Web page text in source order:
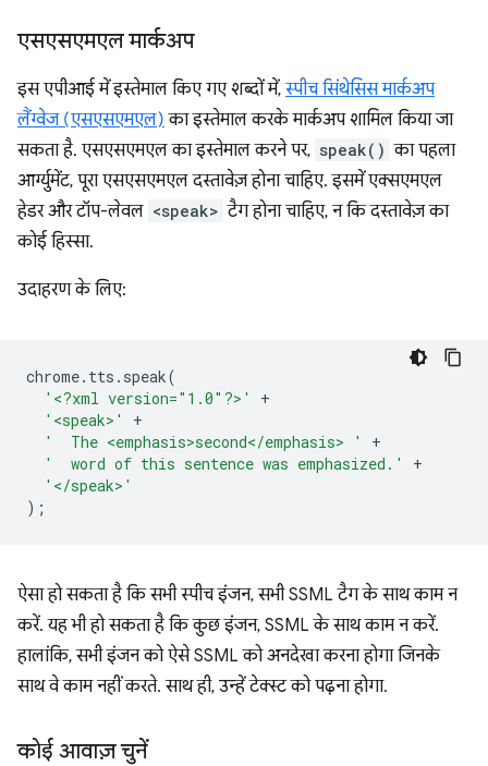
एसएसएमएल मार्कअप
इस एपीआई में इस्तेमाल किए गए शब्दों में, स्पीच सिंथेसिस मार्कअप
लैंग्वेज (एसएसएमएल) का इस्तेमाल करके मार्कअप शामिल किया जा
सकता है. एसएसएमएल का इस्तेमाल करने पर, speak() का पहला
आर्ग्युमेंट, पूरा एसएसएमएल दस्तावेज़ होना चाहिए. इसमें एक्सएमएल
हेडर और टॉप-लेवल <speak> टैग होना चाहिए, न कि दस्तावेज़ का
कोई हिस्सा.
उदाहरण के लिए:
chrome. tts . speak(
'<?xml version="1.0"?>'
+
'<speak>'
+
'  The <emphasis>second</emphasis> '
+
'  word of this sentence was emphasized.'
+
'</speak>'
);
ऐसा हो सकता है कि सभी स्पीच इंजन, सभी SSML टैग के साथ काम न
करें. यह भी हो सकता है कि कुछ इंजन, SSML के साथ काम न करें.
हालांकि, सभी इंजन को ऐसे SSML को अनदेखा करना होगा जिनके
साथ वे काम नहीं करते. साथ ही, उन्हें टेक्स्ट को पढ़ना होगा.
कोई आवाज़ चुनें